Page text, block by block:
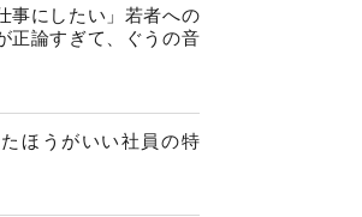
事にしたい」若者への
正論すぎて、ぐうの音
ほうがいい社員の特